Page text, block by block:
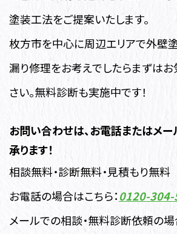
塗装工法をご提案いたします。
枚方市を中心に周辺エリアで外壁
漏り修理をお考えでしたらまずは
さい。無料診断も実施中です！
お問い合わせは、お電話またはメー
承ります！
相談無料・診断無料・見積もり無料
お電話の場合はこちら：0120-
メールでの相談・無料診断依頼の場